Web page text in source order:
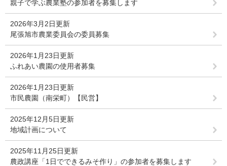
親子で学ぶ農業塾の参加者を募集します
2026年3月2日更新
尾張旭市農業委員会の委員募集
2026年1月23日更新
ふれあい農園の使用者募集
2026年1月23日更新
市民農園（南栄町）【民営】
2025年12月5日更新
地域計画について
2025年11月25日更新
農政講座「1日でできるみそ作り」の参加者を募集します